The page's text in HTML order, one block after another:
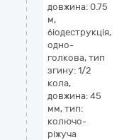
довжина: 0.75
м,
біодеструкція,
одно-
голкова, тип
згину: 1/2
кола,
довжина: 45
мм, тип:
колючо-
ріжуча